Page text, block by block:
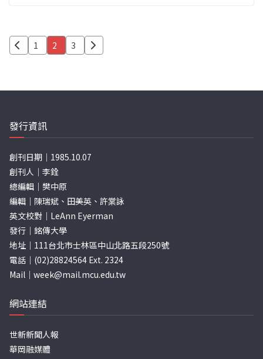
文
分
頁
1 2 3
發行資訊
創刊日期｜1985.10.07
創刊人｜李銓
總編輯｜樊中原
編輯｜陳瑞斌、田美英、許棠詠
英文校對｜LeAnn Eyerman
發行｜銘傳大學
地址｜111台北市士林區中山北路五段250號
電話｜(02)28824564 Ext. 2324
Mail｜ week@mail.mcu.edu.tw
網站連結
世新新聞人報
華岡融媒體